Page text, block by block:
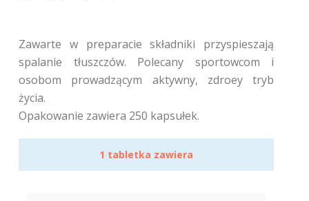
Zawarte w preparacie składniki przyspieszają
spalanie tłuszczów. Polecany sportowcom i
osobom prowadzącym aktywny, zdroey tryb
życia.
Opakowanie zawiera 250 kapsułek.
1 tabletka zawiera